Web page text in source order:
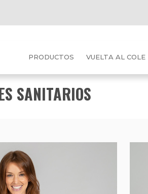
PRODUCTOS VUELTA AL COLE
SANITARIOS